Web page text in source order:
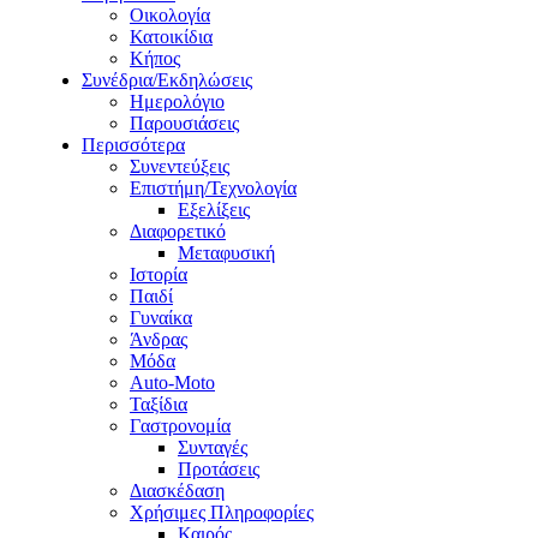
Οικολογία
Κατοικίδια
Κήπος
Συνέδρια/Εκδηλώσεις
Ημερολόγιο
Παρουσιάσεις
Περισσότερα
Συνεντεύξεις
Επιστήμη/Τεχνολογία
Εξελίξεις
Διαφορετικό
Μεταφυσική
Ιστορία
Παιδί
Γυναίκα
Άνδρας
Μόδα
Auto-Moto
Ταξίδια
Γαστρονομία
Συνταγές
Προτάσεις
Διασκέδαση
Χρήσιμες Πληροφορίες
Καιρός